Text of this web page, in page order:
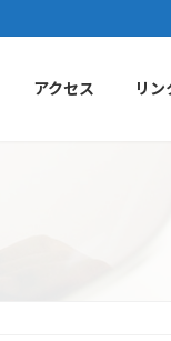
アクセス リ